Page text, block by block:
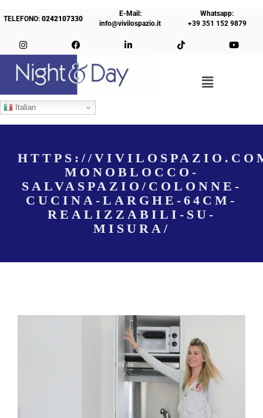
TELEFONO:0242107330
E-Mail:
info@vivilospazio.it
Whatsapp:
+39 351 152 9879
Italian
HTTPS://
MONOBLOCCO-
SALVASPAZIO/COLONNE-
CUCINA-LARGHE-64CM-
REALIZZABILI-SU-
MISURA/